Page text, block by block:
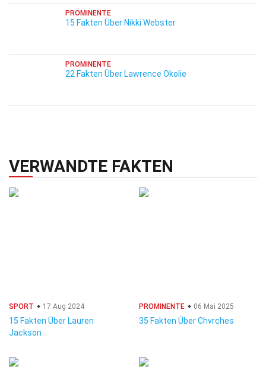
PROMINENTE
15 Fakten Über Nikki Webster
PROMINENTE
22 Fakten Über Lawrence Okolie
VERWANDTE FAKTEN
SPORT 17 Aug 2024
15 Fakten Über Lauren
Jackson
PROMINENTE 06 Mai 2025
35 Fakten Über Chvrches